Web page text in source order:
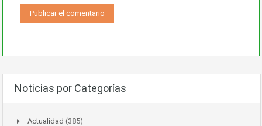
Noticias por Categorías
Actualidad (385)